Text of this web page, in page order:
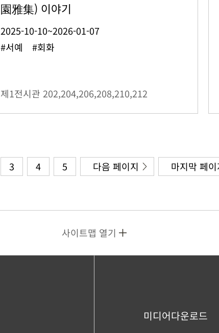
園雅集) 이야기
2025-10-10~2026-01-07
#서예 #회화
제1전시관 202,204,206,208,210,212
3 4 5 다음 페이지 마지막 페이
사이트맵 열기
미디어다운로드